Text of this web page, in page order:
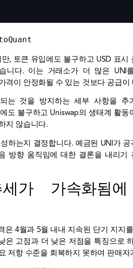
, 토큰 유입에도 불구하고 USD 표
니다. 이는 거래소가 더 많은
격이 안정화될 수 있는 것보다 공급
는 것을 방지하는 세부 사항을
도 불구하고 Uniswap의 생태계 활동
지 않습니다.
하는지 결정합니다. 예금된 UNI가
방향 움직임에 대한 결론을 내리
가 가속화됨
4월과 5월 내내 지속된 단기 지지
고점과 더 낮은 저점을 특징으로
저항 수준을 회복하지 못하여 판매